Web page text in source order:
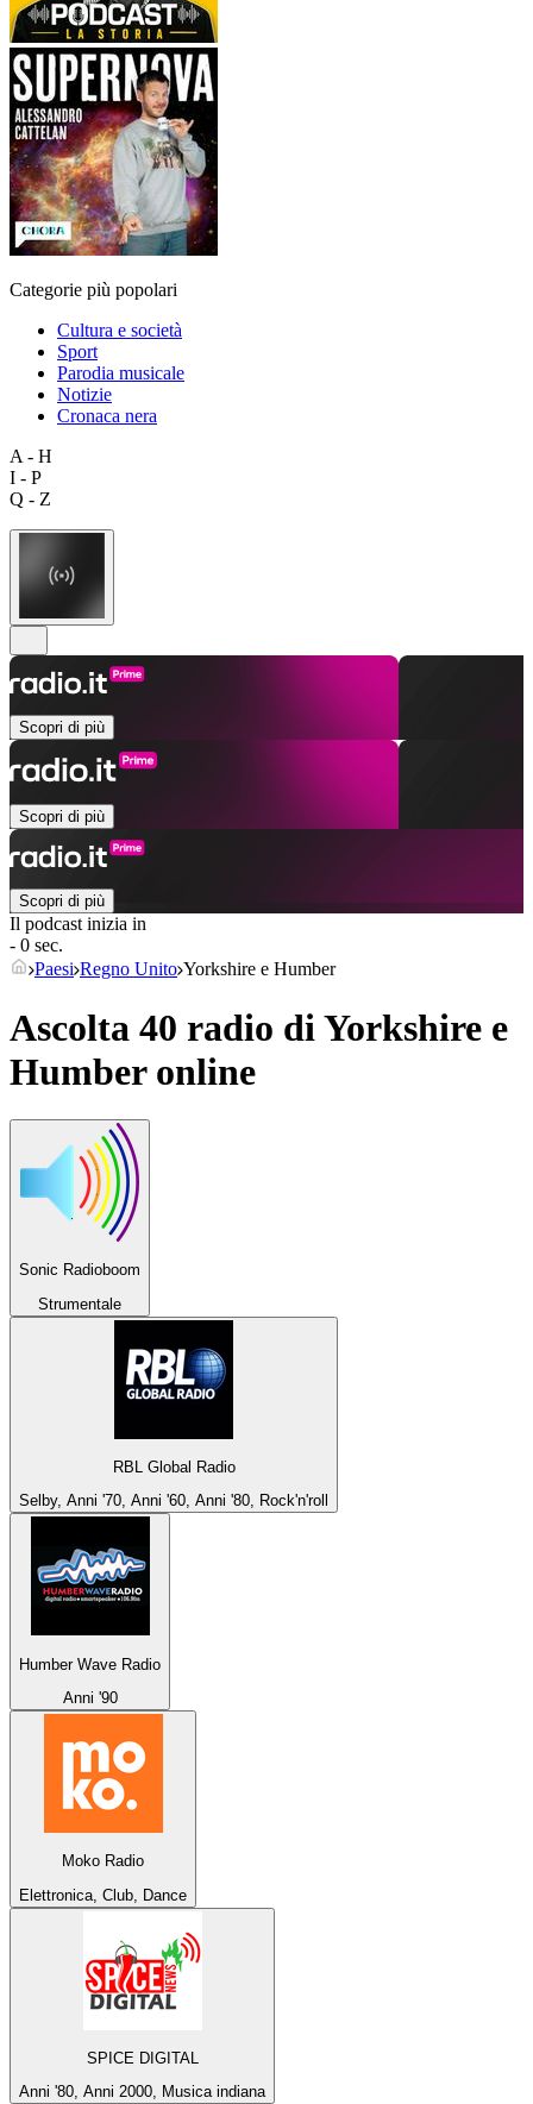
Categorie più popolari
Cultura e società
Sport
Parodia musicale
Notizie
Cronaca nera
A - H
I - P
Q - Z
Scopri di più
Scopri di più
Scopri di più
Il podcast inizia in
- 0 sec.
Paesi Regno Unito Yorkshire e Humber
Ascolta 40 radio di Yorkshire e
Humberonline
Sonic Radioboom
Strumentale
RBL Global Radio
Selby, Anni '70, Anni '60, Anni '80, Rock'n'roll
Humber Wave Radio
Anni '90
Moko Radio
Elettronica, Club, Dance
SPICE DIGITAL
Anni '80, Anni 2000, Musica indiana